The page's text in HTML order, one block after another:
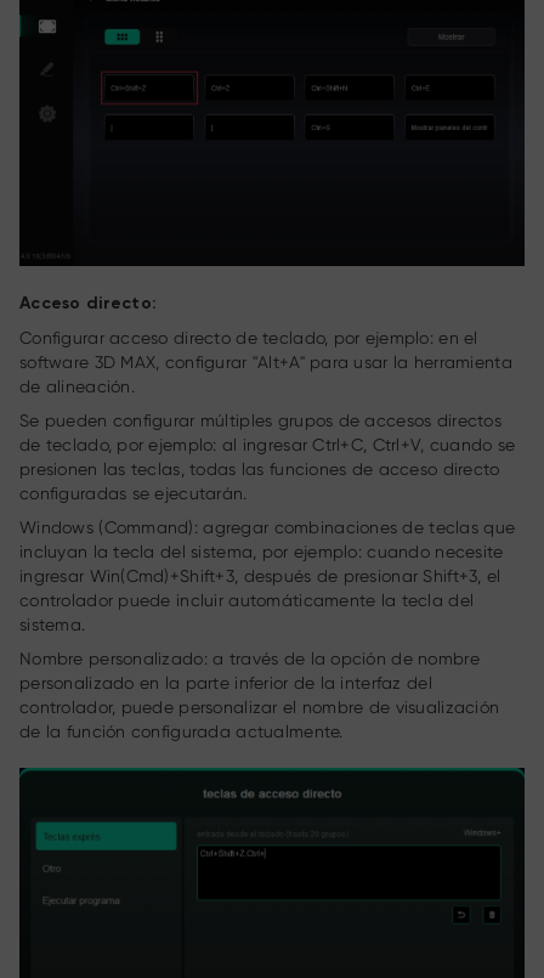
Acceso directo:
Configurar acceso directo de teclado, por ejemplo: en el
software 3D MAX, configurar "Alt+A" para usar la herramienta
de alineación.
Se pueden configurar múltiples grupos de accesos directos
de teclado, por ejemplo: al ingresar Ctrl+C, Ctrl+V, cuando se
presionen las teclas, todas las funciones de acceso directo
configuradas se ejecutarán.
Windows (Command): agregar combinaciones de teclas que
incluyan la tecla del sistema, por ejemplo: cuando necesite
ingresar Win(Cmd)+Shift+3, después de presionar Shift+3, el
controlador puede incluir automáticamente la tecla del
sistema.
Nombre personalizado: a través de la opción de nombre
personalizado en la parte inferior de la interfaz del
controlador, puede personalizar el nombre de visualización
de la función configurada actualmente.